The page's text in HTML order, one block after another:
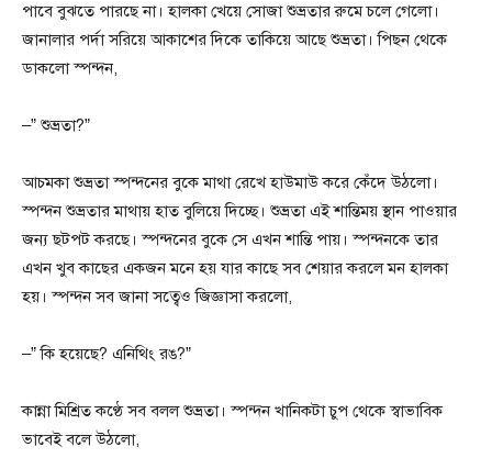
পাবে বুঝতে পারছে না। হালকা খেয়ে সোজা শুভ্রতার রুমে চলে গেলো।
জানালার পর্দা সরিয়ে আকাশের দিকে তাকিয়ে আছে শুভ্রতা। পিছন থেকে
ডাকলো স্পন্দন,
–” শুভ্রতা?”
আচমকা শুভ্রতা স্পন্দনের বুকে মাথা রেখে হাউমাউ করে কেঁদে উঠলো।
স্পন্দন শুভ্রতার মাথায় হাত বুলিয়ে দিচ্ছে। শুভ্রতা এই শান্তিময় স্থান পাওয়ার
জন্য ছটপট করছে। স্পন্দনের বুকে সে এখন শান্তি পায়। স্পন্দনকে তার
এখন খুব কাছের একজন মনে হয় যার কাছে সব শেয়ার করলে মন হালকা
হয়। স্পন্দন সব জানা সত্বেও জিজ্ঞাসা করলো,
–” কি হয়েছে? এনিথিং রঙ?”
কান্না মিশ্রিত কণ্ঠে সব বলল শুভ্রতা। স্পন্দন খানিকটা চুপ থেকে স্বাভাবিক
ভাবেই বলে উঠলো,